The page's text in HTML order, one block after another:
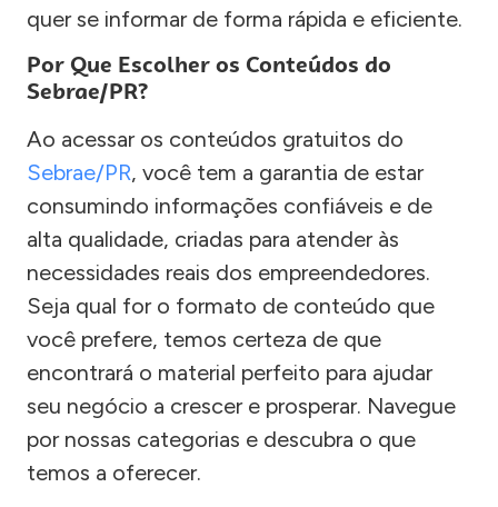
quer se informar de forma rápida e eficiente.
Por Que Escolher os Conteúdos do
Sebrae/PR?
Ao acessar os conteúdos gratuitos do
Sebrae/PR, você tem a garantia de estar
consumindo informações confiáveis e de
alta qualidade, criadas para atender às
necessidades reais dos empreendedores.
Seja qual for o formato de conteúdo que
você prefere, temos certeza de que
encontrará o material perfeito para ajudar
seu negócio a crescer e prosperar. Navegue
por nossas categorias e descubra o que
temos a oferecer.